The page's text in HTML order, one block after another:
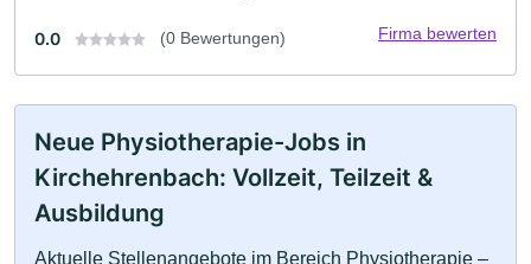
0.0 (0 Bewertungen) Firma bewerten
Neue Physiotherapie-Jobs in
Kirchehrenbach: Vollzeit, Teilzeit &
Ausbildung
Aktuelle Stellenangebote im Bereich Physiotherapie –